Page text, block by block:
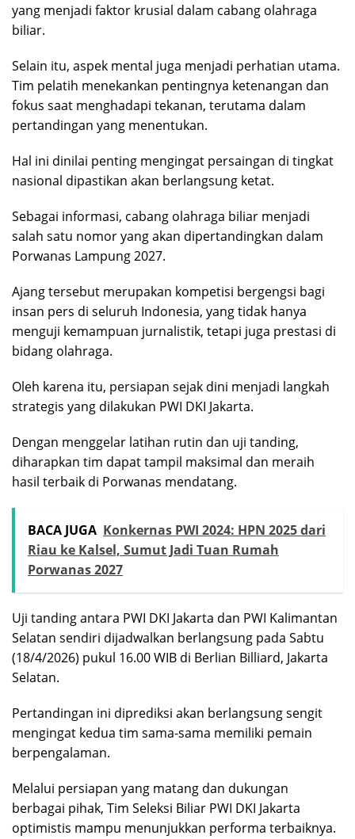
yang menjadi faktor krusial dalam cabang olahraga
biliar.
Selain itu, aspek mental juga menjadi perhatian utama.
Tim pelatih menekankan pentingnya ketenangan dan
fokus saat menghadapi tekanan, terutama dalam
pertandingan yang menentukan.
Hal ini dinilai penting mengingat persaingan di tingkat
nasional dipastikan akan berlangsung ketat.
Sebagai informasi, cabang olahraga biliar menjadi
salah satu nomor yang akan dipertandingkan dalam
Porwanas Lampung 2027.
Ajang tersebut merupakan kompetisi bergengsi bagi
insan pers di seluruh Indonesia, yang tidak hanya
menguji kemampuan jurnalistik, tetapi juga prestasi di
bidang olahraga.
Oleh karena itu, persiapan sejak dini menjadi langkah
strategis yang dilakukan PWI DKI Jakarta.
Dengan menggelar latihan rutin dan uji tanding,
diharapkan tim dapat tampil maksimal dan meraih
hasil terbaik di Porwanas mendatang.
BACA JUGA Konkernas PWI 2024: HPN 2025 dari
Riau ke Kalsel, Sumut Jadi Tuan Rumah
Porwanas 2027
Uji tanding antara PWI DKI Jakarta dan PWI Kalimantan
Selatan sendiri dijadwalkan berlangsung pada Sabtu
(18/4/2026) pukul 16.00 WIB di Berlian Billiard, Jakarta
Selatan.
Pertandingan ini diprediksi akan berlangsung sengit
mengingat kedua tim sama-sama memiliki pemain
berpengalaman.
Melalui persiapan yang matang dan dukungan
berbagai pihak, Tim Seleksi Biliar PWI DKI Jakarta
optimistis mampu menunjukkan performa terbaiknya.